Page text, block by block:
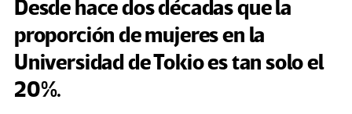
Desde hace dos décadas que la
proporción de mujeres en la
Universidad de Tokio es tan solo el
20%.